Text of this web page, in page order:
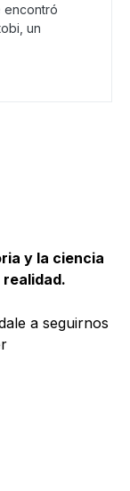
encontró
un
y la ciencia
realidad.
a seguirnos